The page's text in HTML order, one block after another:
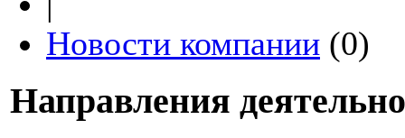
Новости компании (0)
Направления